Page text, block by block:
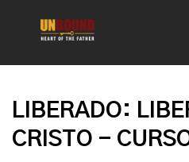
LIBERADO:
CRISTO -